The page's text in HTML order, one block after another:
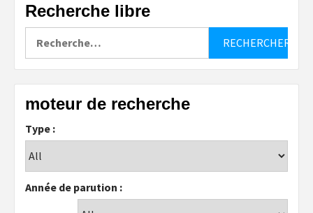
Recherche libre
moteur de recherche
Type :
Année de parution :